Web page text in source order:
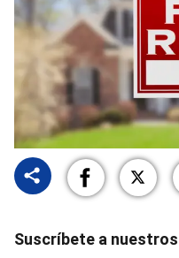
Suscríbete a